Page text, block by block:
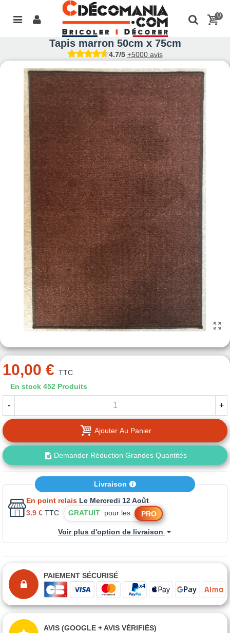
0
Tapis marron 50cm x 75cm
4.7/5 +5000 avis
10,00 € TTC
En stock 452 Produits
- +
Ajouter Au Panier
Demander Réduction Grandes Quantités
Livraison
En point relais Le Mercredi 12 Août
3.9 € TTC GRATUIT pour les PRO
Voir plus d'option de livraison
PAIEMENT SÉCURISÉ
AVIS (GOOGLE + AVIS VÉRIFIÉS)